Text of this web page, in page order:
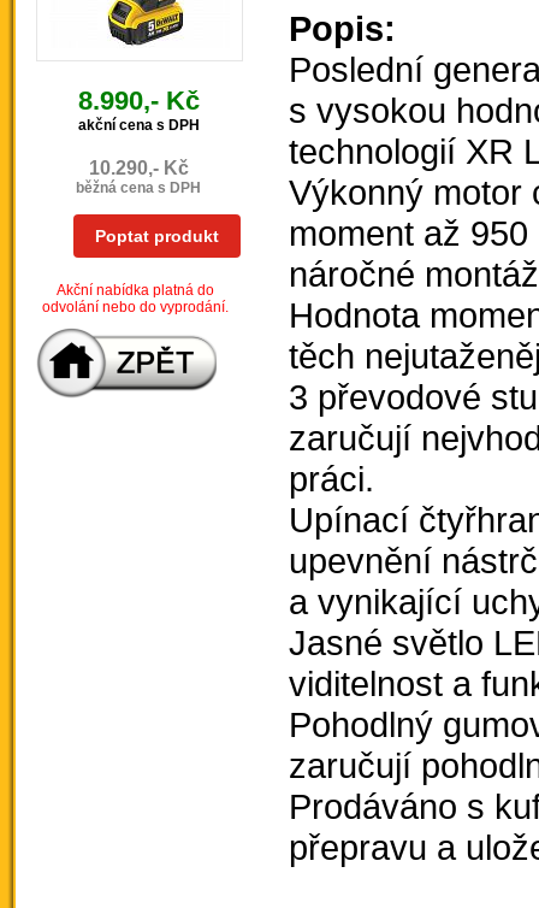
8.990,- Kč
akční cena s DPH
10.290,- Kč
běžná cena s DPH
Poptat produkt
Akční nabídka platná do
odvolání nebo do vyprodání.
Popis:
Poslední
s vysokou
technologií XR
Výkonný motor
moment až
náročné
Hodnota
těch
3 převodové
zaručují
práci.
Upínací
upevnění
a vynikající
Jasné světlo
viditelnost a
Pohodlný
zaručují
Prodáváno s
přepravu a